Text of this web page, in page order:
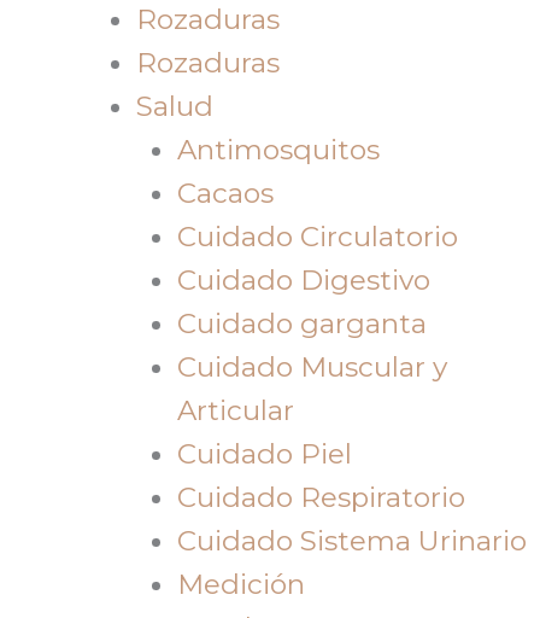
Rozaduras
Rozaduras
Salud
Antimosquitos
Cacaos
Cuidado Circulatorio
Cuidado Digestivo
Cuidado garganta
Cuidado Muscular y
Articular
Cuidado Piel
Cuidado Respiratorio
Cuidado Sistema Urinario
Medición